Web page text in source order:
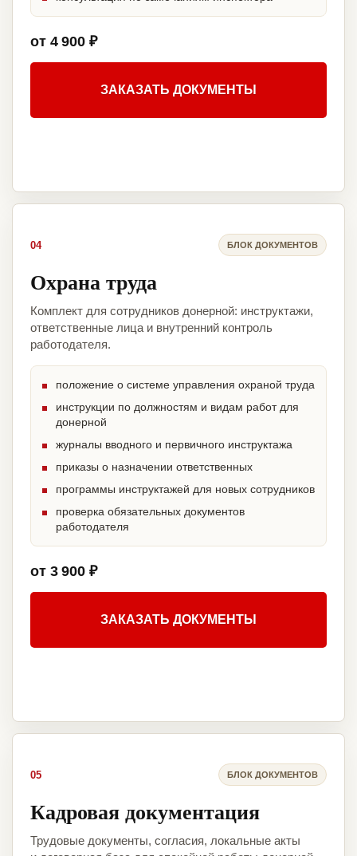
от 4 900 ₽
ЗАКАЗАТЬ ДОКУМЕНТЫ
04 БЛОК ДОКУМЕНТОВ
Охрана труда
Комплект для сотрудников донерной: инструктажи,
ответственные лица и внутренний контроль
работодателя.
положение о системе управления охраной труда
инструкции по должностям и видам работ для
донерной
журналы вводного и первичного инструктажа
приказы о назначении ответственных
программы инструктажей для новых сотрудников
проверка обязательных документов
работодателя
от 3 900 ₽
ЗАКАЗАТЬ ДОКУМЕНТЫ
05 БЛОК ДОКУМЕНТОВ
Кадровая документация
Трудовые документы, согласия, локальные акты